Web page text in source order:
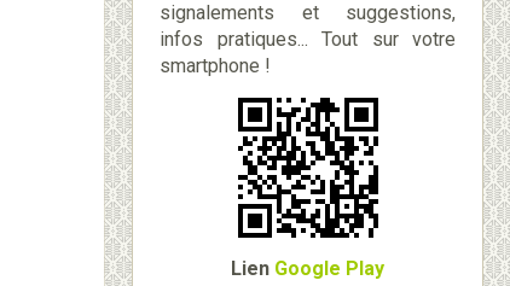
signalements et suggestions,
infos pratiques... Tout sur votre
smartphone !
Lien Google Play